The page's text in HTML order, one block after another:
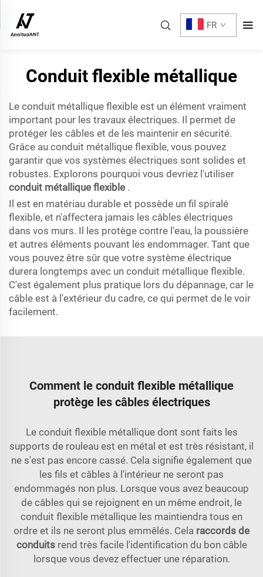
FR
Conduit flexible métallique
Le conduit métallique flexible est un élément vraiment
important pour les travaux électriques. Il permet de
protéger les câbles et de les maintenir en sécurité.
Grâce au conduit métallique flexible, vous pouvez
garantir que vos systèmes électriques sont solides et
robustes. Explorons pourquoi vous devriez l'utiliser
conduit métallique flexible .
Il est en matériau durable et possède un fil spiralé
flexible, et n'affectera jamais les câbles électriques
dans vos murs. Il les protège contre l'eau, la poussière
et autres éléments pouvant les endommager. Tant que
vous pouvez être sûr que votre système électrique
durera longtemps avec un conduit métallique flexible.
C'est également plus pratique lors du dépannage, car le
câble est à l'extérieur du cadre, ce qui permet de le voir
facilement.
Comment le conduit flexible métallique
protège les câbles électriques
Le conduit flexible métallique dont sont faits les
supports de rouleau est en métal et est très résistant, il
ne s'est pas encore cassé. Cela signifie également que
les fils et câbles à l'intérieur ne seront pas
endommagés non plus. Lorsque vous avez beaucoup
de câbles qui se rejoignent en un même endroit, le
conduit flexible métallique les maintiendra tous en
ordre et ils ne seront plus emmêlés. Cela raccords de
conduits rend très facile l'identification du bon câble
lorsque vous devez effectuer une réparation.